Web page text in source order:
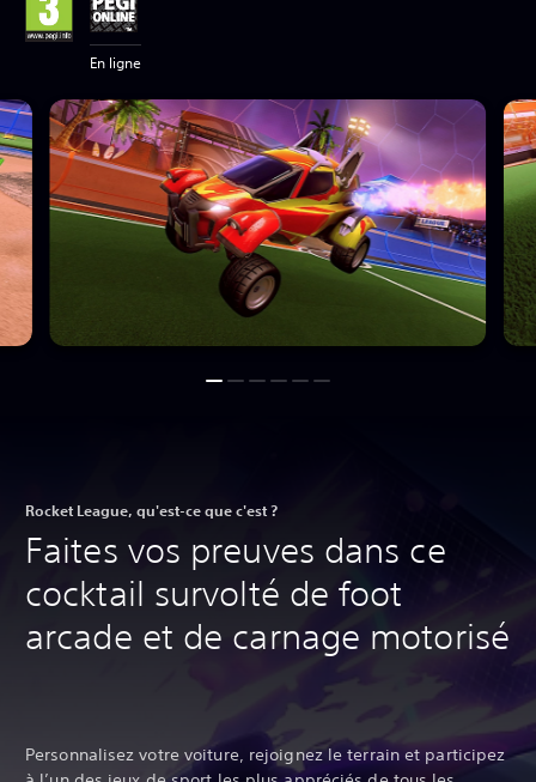
En ligne
Rocket League, qu'est-ce que c'est ?
Faites vos preuves dans ce
cocktail survolté de foot
arcade et de carnage motorisé
Personnalisez votre voiture, rejoignez le terrain et participez